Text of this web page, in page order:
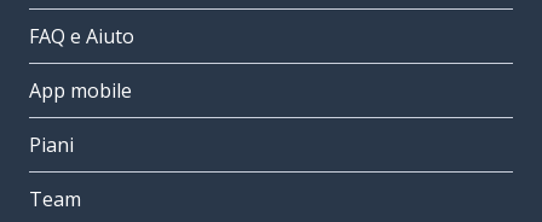
FAQ e Aiuto
App mobile
Piani
Team